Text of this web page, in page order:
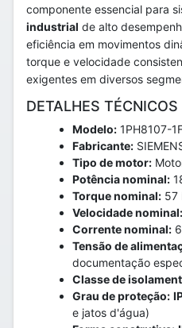
componente essencial para
industrial de alto
eficiência em movimentos
torque e velocidade
exigentes em diversos
DETALHES TÉCNICOS
Modelo: 1PH8107-
Fabricante:
Tipo de motor:
Potência nominal:
Torque nominal: 57
Velocidade nominal:
Corrente nominal:
Tensão de
documentação
Classe de
Grau de proteção:
e jatos d'água)